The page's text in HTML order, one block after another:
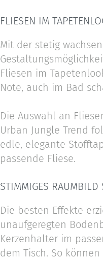
FLIESEN IM
Mit der stetig
Fliesen im
Note, auch im Bad
Die Auswahl an
Urban Jungle Trend
edle, elegante
passende Fliese.
STIMMIGES RAUMBILD
Die besten Effekte
unaufgeregten
Kerzenhalter im
dem Tisch. So